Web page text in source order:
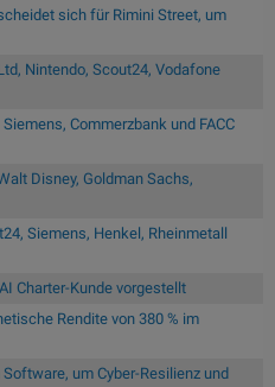
sich für Rimini Street, um
Nintendo, Scout24, Vodafone
Commerzbank und FACC
Disney, Goldman Sachs,
Siemens, Henkel, Rheinmetall
Charter-Kunde vorgestellt
Rendite von 380 % im
um Cyber-Resilienz und